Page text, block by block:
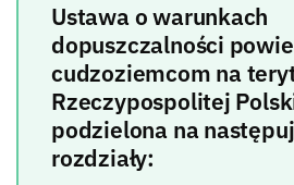
Ustawa o warunkach
dopuszczalności
cudzoziemcom na
Rzeczypospolitej
podzielona na
rozdziały: